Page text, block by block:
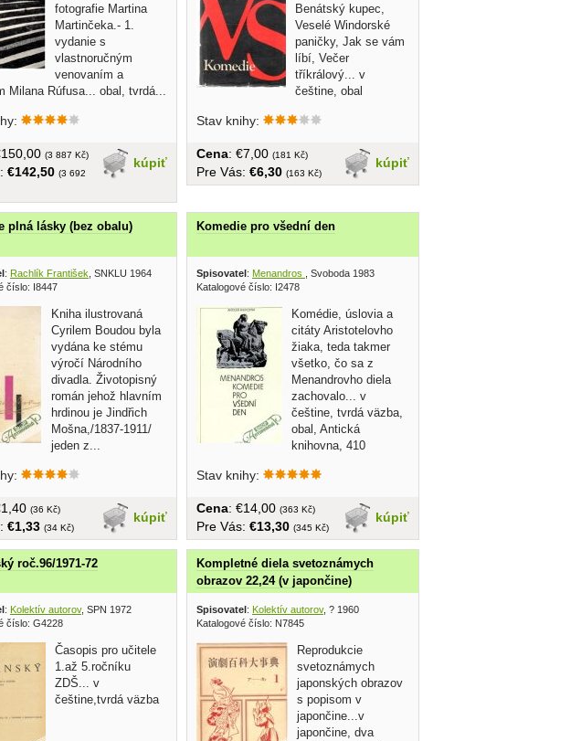
fotografie Martina
Martinčeka.- 1.
vydanie s
vlastnoručným
venovaním a
Milana Rúfusa... obal, tvrdá...
kúpiť
(3 887 Kč)
€142,50 (3 692
Benátský kupec,
Veselé Windorské
paničky, Jak se vám
líbí, Večer
tříkrálový... v
češtine, obal
Stav knihy:
kúpiť
Cena: €7,00 (181 Kč)
Pre Vás: €6,30 (163 Kč)
plná lásky (bez obalu)
: Rachlík František , SNKLU 1964
číslo: I8447
Kniha ilustrovaná
Cyrilem Boudou byla
vydána ke stému
výročí Národního
divadla. Životopisný
román jehož hlavním
hrdinou je Jindřich
Mošna,/1837-1911/
jeden z...
kúpiť
(36 Kč)
€1,33 (34 Kč)
Komedie pro všední den
Spisovatel: Menandros
, Svoboda 1983
Katalogové číslo: I2478
Komédie, úslovia a
citáty Aristotelovho
žiaka, teda takmer
všetko, čo sa z
Menandrovho diela
zachovalo... v
češtine, tvrdá väzba,
obal, Antická
knihovna, 410
Stav knihy:
kúpiť
Cena: €14,00 (363 Kč)
Pre Vás: €13,30 (345 Kč)
roč.96/1971-72
: Kolektív autorov, SPN 1972
číslo: G4228
Časopis pro učitele
1.až 5.ročníku
ZDŠ... v
češtine,tvrdá väzba
Kompletné diela svetoznámych
obrazov 22,24 (v japončine)
Spisovatel : Kolektív autorov, ? 1960
Katalogové číslo: N7845
Reprodukcie
svetoznámych
japonských obrazov
s popisom v
japončine...v
japončine, dva